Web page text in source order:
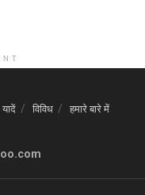
यादें विविध हमारे बारे में